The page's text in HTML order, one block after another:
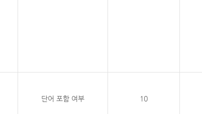
단어 포함 여부 10